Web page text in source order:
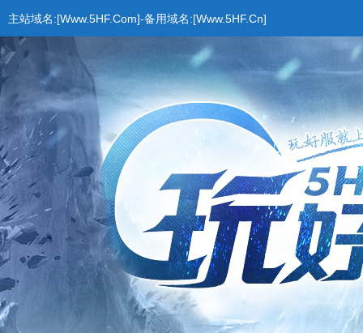
主站域名:[Www.5HF.Com]-备用域名:[Www.5HF.Cn]